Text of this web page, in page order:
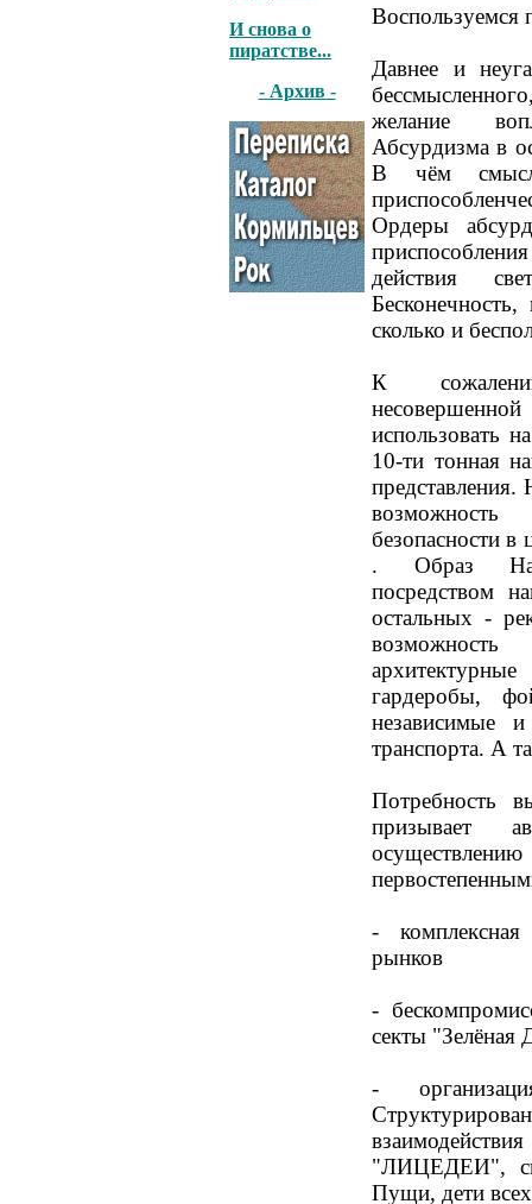
И снова о
пиратстве...
- Архив -
Воспользуемся
Давнее и
желание
Абсурдизма в
В чём
Ордеры
действия
сколько и
К
использовать
10-ти тонная
представления.
безопасности
. Образ
посредством
остальных -
гардеробы,
независимые
транспорта. А
Потребность
призывает
-
рынков
-
секты "Зелёная
-
"ЛИЦЕДЕИ",
Пущи, дети